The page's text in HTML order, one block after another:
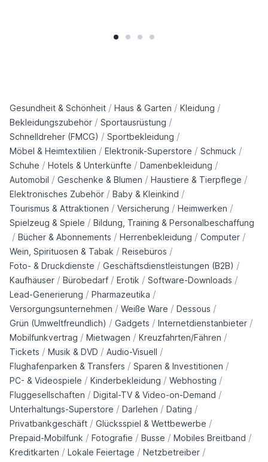
Gesundheit & Schönheit / Haus & Garten / Kleidung /
Bekleidungszubehör / Sportausrüstung /
Schnelldreher (FMCG) / Sportbekleidung /
Möbel & Heimtextilien / Elektronik-Superstore / Schmuck /
Schuhe / Hotels & Unterkünfte / Damenbekleidung /
Automobil / Geschenke & Blumen / Haustiere & Tierpflege /
Elektronisches Zubehör / Baby & Kleinkind /
Tourismus & Attraktionen / Versicherung / Heimwerken /
Spielzeug & Spiele / Bildung, Training & Personalbeschaffung
/ Bücher & Abonnements / Herrenbekleidung / Computer /
Wein, Spirituosen & Tabak / Reisebüros /
Foto- & Druckdienste / Geschäftsdienstleistungen (B2B) /
Kaufhäuser / Bürobedarf / Erotik / Software-Downloads /
Lead-Generierung / Pharmazeutika /
Versorgungsunternehmen / Weiße Ware / Dessous /
Grün (Umweltfreundlich) / Gadgets / Internetdienstanbieter /
Mobilfunkvertrag / Mietwagen / Kreuzfahrten/Fähren /
Tickets / Musik & DVD / Audio-Visuell /
Flughafenparken & Transfers / Sparen & Investitionen /
PC- & Videospiele / Kinderbekleidung / Webhosting /
Fluggesellschaften / Digital-TV & Video-on-Demand /
Unterhaltungs-Superstore / Darlehen / Dating /
Privatbankgeschäft / Glücksspiel & Wettbewerbe /
Prepaid-Mobilfunk / Fotografie / Busse / Mobiles Breitband /
Kreditkarten / Lokale Feiertage / Netzbetreiber /